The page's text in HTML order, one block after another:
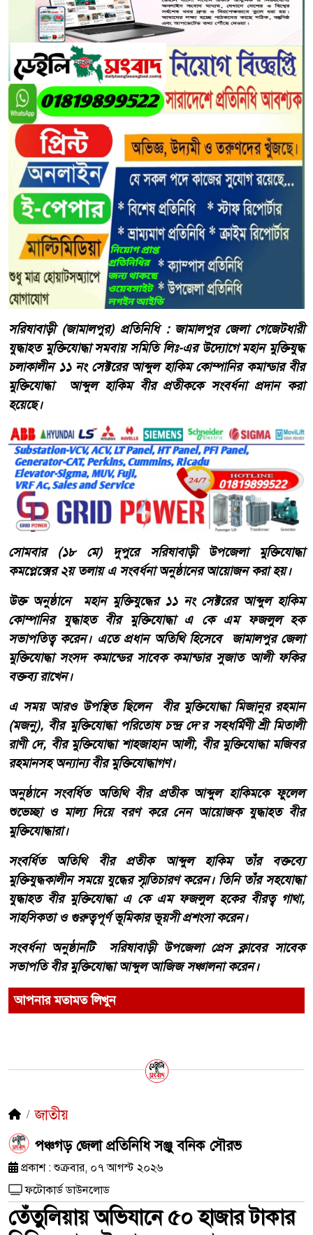
সরিষাবাড়ী (জামালপুর) প্রতিনিধি : জামালপুর জেলা গেজেটধারী
যুদ্ধাহত মুক্তিযোদ্ধা সমবায় সমিতি লিঃ-এর উদ্যোগে মহান মুক্তিযুদ্ধ
চলাকালীন ১১ নং সেক্টরের আব্দুল হাকিম কোম্পানির কমান্ডার বীর
মুক্তিযোদ্ধা আব্দুল হাকিম বীর প্রতীককে সংবর্ধনা প্রদান করা
হয়েছে।
সোমবার (১৮ মে) দুপুরে সরিষাবাড়ী উপজেলা মুক্তিযোদ্ধা
কমপ্লেক্সের ২য় তলায় এ সংবর্ধনা অনুষ্ঠানের আয়োজন করা হয়।
উক্ত অনুষ্ঠানে মহান মুক্তিযুদ্ধের ১১ নং সেক্টরের আব্দুল হাকিম
কোম্পানির যুদ্ধাহত বীর মুক্তিযোদ্ধা এ কে এম ফজলুল হক
সভাপতিত্ব করেন। এতে প্রধান অতিথি হিসেবে জামালপুর জেলা
মুক্তিযোদ্ধা সংসদ কমান্ডের সাবেক কমান্ডার সুজাত আলী ফকির
বক্তব্য রাখেন।
এ সময় আরও উপস্থিত ছিলেন বীর মুক্তিযোদ্ধা মিজানুর রহমান
(মজনু), বীর মুক্তিযোদ্ধা পরিতোষ চন্দ্র দে’র সহধর্মিণী শ্রী মিতালী
রাণী দে, বীর মুক্তিযোদ্ধা শাহজাহান আলী, বীর মুক্তিযোদ্ধা মজিবর
রহমানসহ অন্যান্য বীর মুক্তিযোদ্ধাগণ।
অনুষ্ঠানে সংবর্ধিত অতিথি বীর প্রতীক আব্দুল হাকিমকে ফুলেল
শুভেচ্ছা ও মাল্য দিয়ে বরণ করে নেন আয়োজক যুদ্ধাহত বীর
মুক্তিযোদ্ধারা।
সংবর্ধিত অতিথি বীর প্রতীক আব্দুল হাকিম তাঁর বক্তব্যে
মুক্তিযুদ্ধকালীন সময়ে যুদ্ধের স্মৃতিচারণ করেন। তিনি তাঁর সহযোদ্ধা
যুদ্ধাহত বীর মুক্তিযোদ্ধা এ কে এম ফজলুল হকের বীরত্ব গাথা,
সাহসিকতা ও গুরুত্বপূর্ণ ভূমিকার ভূয়সী প্রশংসা করেন।
সংবর্ধনা অনুষ্ঠানটি সরিষাবাড়ী উপজেলা প্রেস ক্লাবের সাবেক
সভাপতি বীর মুক্তিযোদ্ধা আব্দুল আজিজ সঞ্চালনা করেন।
আপনার মতামত লিখুন
জাতীয়
পঞ্চগড় জেলা প্রতিনিধি সঞ্জু বনিক সৌরভ
প্রকাশ : শুক্রবার, ০৭ আগস্ট ২০২৬
ফটোকার্ড ডাউনলোড
তেঁতুলিয়ায় অভিযানে ৫০ হাজার টাকার